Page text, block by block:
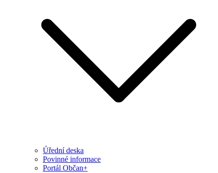
Úřední deska
Povinné informace
Portál Občan+